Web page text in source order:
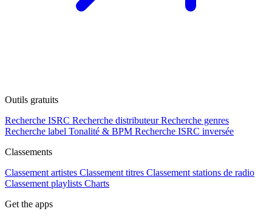
Outils gratuits
Recherche ISRC Recherche distributeur Recherche genres
Recherche label Tonalité & BPM Recherche ISRC inversée
Classements
Classement artistes Classement titres Classement stations de radio
Classement playlists Charts
Get the apps